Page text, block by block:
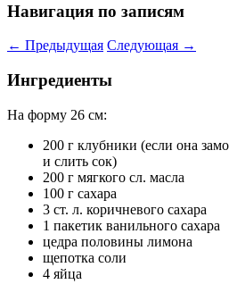
Навигация по записям
← Предыдущая Следующая →
Ингредиенты
На форму 26 см:
200 г клубники (если она
и слить сок)
200 г мягкого сл. масла
100 г сахара
3 ст. л. коричневого сахара
1 пакетик ванильного сахара
цедра половины лимона
щепотка соли
4 яйца